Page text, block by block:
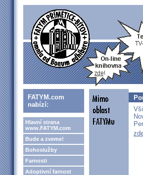
FATYM.com
nabízí:
Hlavní strana
www.FATYM.com
Bude a zveme!
Bohoslužby
Farnosti
Adoptivní farnost